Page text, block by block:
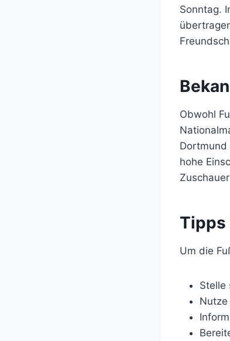
Sonntag.
Obwohl
Dortmund
hohe
Tipps
Um die
Stelle